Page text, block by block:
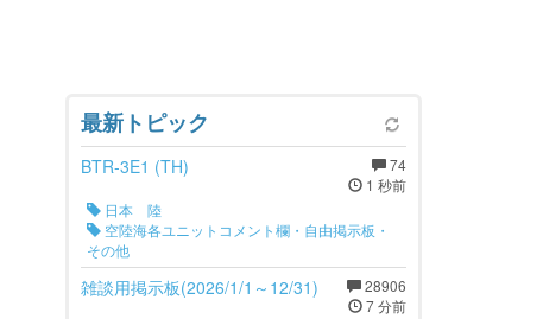
最新トピック
74
1 秒前
BTR-3E1 (TH)
日本 陸
空陸海各ユニットコメント欄・自由掲示板・
その他
28906
7 分前
雑談用掲示板(2026/1/1～12/31)